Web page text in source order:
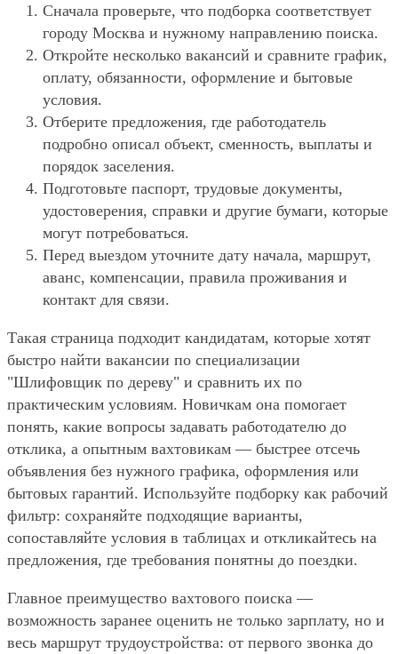
Сначала проверьте, что подборка соответствует
городу Москва и нужному направлению поиска.
Откройте несколько вакансий и сравните график,
оплату, обязанности, оформление и бытовые
условия.
Отберите предложения, где работодатель
подробно описал объект, сменность, выплаты и
порядок заселения.
Подготовьте паспорт, трудовые документы,
удостоверения, справки и другие бумаги, которые
могут потребоваться.
Перед выездом уточните дату начала, маршрут,
аванс, компенсации, правила проживания и
контакт для связи.
Такая страница подходит кандидатам, которые хотят
быстро найти вакансии по специализации
"Шлифовщик по дереву" и сравнить их по
практическим условиям. Новичкам она помогает
понять, какие вопросы задавать работодателю до
отклика, а опытным вахтовикам — быстрее отсечь
объявления без нужного графика, оформления или
бытовых гарантий. Используйте подборку как рабочий
фильтр: сохраняйте подходящие варианты,
сопоставляйте условия в таблицах и откликайтесь на
предложения, где требования понятны до поездки.
Главное преимущество вахтового поиска —
возможность заранее оценить не только зарплату, но и
весь маршрут трудоустройства: от первого звонка до